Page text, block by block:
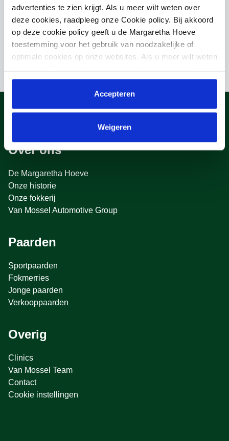
advertenties te zien krijgt. Als u meer wilt weten over
deze cookies, raadpleeg onze Cookie policy. Bij akkoord
op deze cookie policy geeft u de Margaretha Hoeve
toestemming voor het gebruik van noodzakelijke of
optimale cookies op onze websites. Als u meer wilt weten
raadpleeg onzePrivacyverklaring. U kunt de cookie
instellingen te allen tijde aanpassen via de link onderaan
de website.
Accepteren
Weigeren
Moeder
ADANDA
Over ons
De Margaretha Hoeve
Onze historie
Onze fokkerij
Van Mossel Automotive Group
Paarden
Sportpaarden
Fokmerries
Jonge paarden
Verkooppaarden
Overig
Clinics
Van Mossel Team
Contact
Cookie instellingen